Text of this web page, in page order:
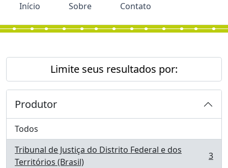
Início Sobre Contato
Limite seus resultados por:
Produtor
Todos
Tribunal de Justiça do Distrito Federal e dos
Territórios (Brasil)
, 3 resultados 3